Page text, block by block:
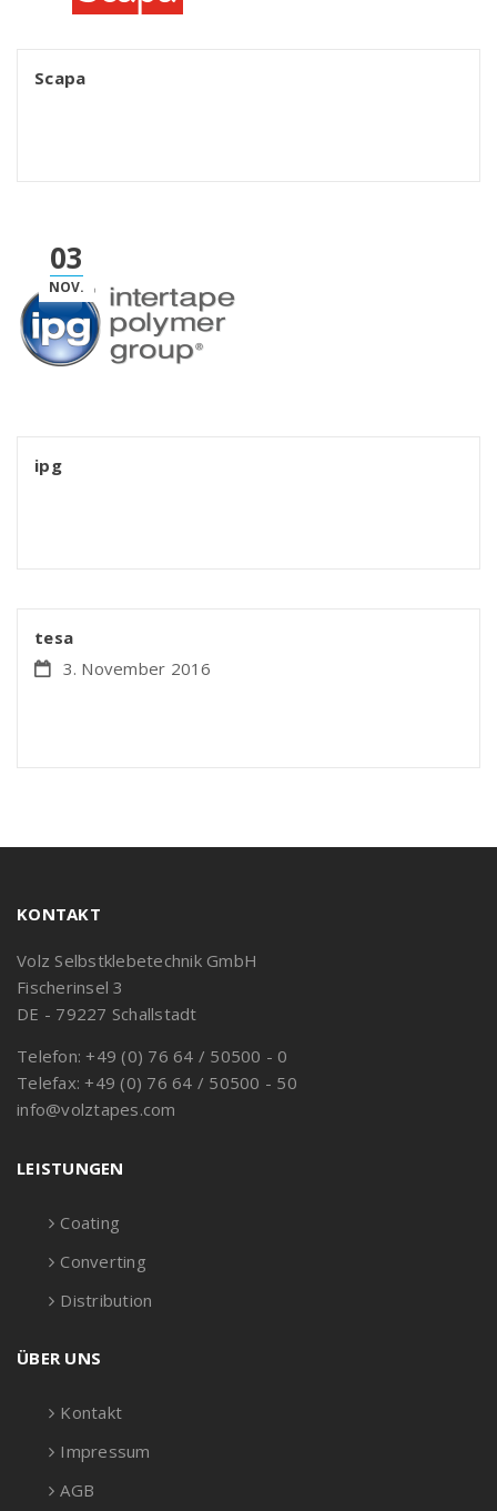
Scapa
03
NOV.
ipg
tesa
3. November 2016
KONTAKT
Volz Selbstklebetechnik GmbH
Fischerinsel 3
DE - 79227 Schallstadt
Telefon: +49 (0) 76 64 / 50500 - 0
Telefax: +49 (0) 76 64 / 50500 - 50
info@volztapes.com
LEISTUNGEN
Coating
Converting
Distribution
ÜBER UNS
Kontakt
Impressum
AGB